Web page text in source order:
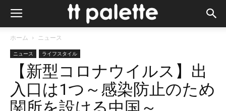
ホーム ニュース
ニュース ライフスタイル
【新型コロナウイルス】出
入口は1つ～感染防止のため